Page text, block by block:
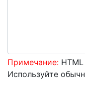
Примечание:
Используйте